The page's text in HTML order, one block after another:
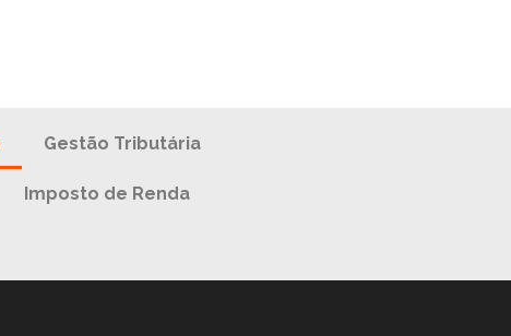
Gestão Tributária
Imposto de Renda